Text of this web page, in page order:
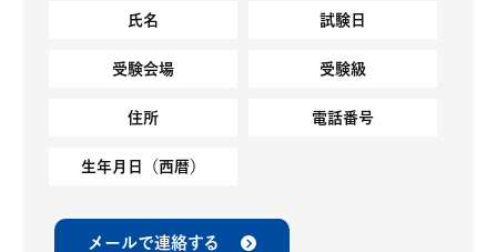
氏名 試験日
受験会場 受験級
住所 電話番号
生年月日（西暦）
メールで連絡する